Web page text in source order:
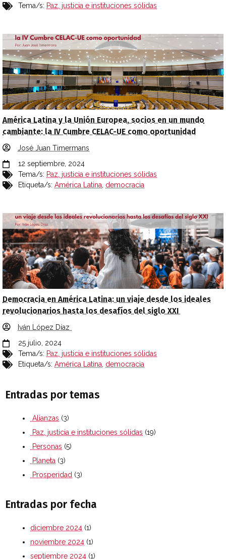
Tema/s: Paz, justicia e instituciones sólidas
América Latina y la Unión Europea, socios en un mundo
cambiante: la IV Cumbre CELAC-UE como oportunidad
José Juan Timermans
12 septiembre, 2024
Tema/s: Paz, justicia e instituciones sólidas
Etiqueta/s: América Latina democracia
Democracia en América Latina: un viaje desde los ideales
revolucionarios hasta los desafíos del siglo XXI
Iván López Díaz
25 julio, 2024
Tema/s: Paz, justicia e instituciones sólidas
Etiqueta/s: América Latina democracia
Entradas por temas
Alianzas (3)
Paz, justicia e instituciones sólidas (19)
Personas (5)
Planeta (3)
Prosperidad (3)
Entradas por fecha
diciembre 2024 (1)
noviembre 2024 (1)
septiembre 2024 (1)